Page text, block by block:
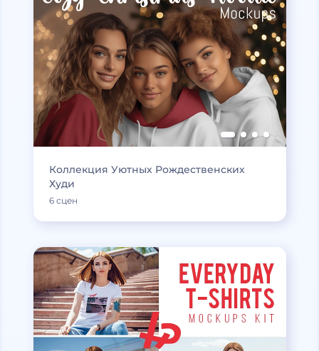
Коллекция Уютных Рождественских
Худи
6 сцен